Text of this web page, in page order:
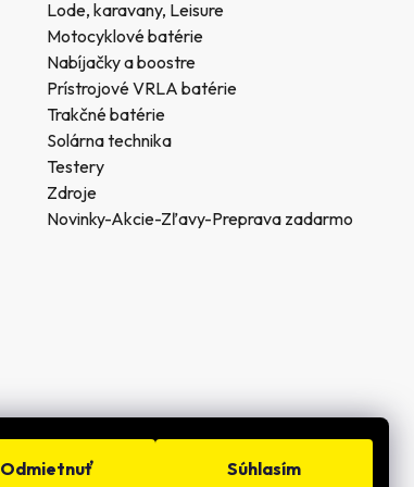
Odmietnuť Súhlasím
Lode, karavany, Leisure
Motocyklové batérie
Nabíjačky a boostre
Prístrojové VRLA batérie
Trakčné batérie
Solárna technika
Testery
Zdroje
Novinky-Akcie-Zľavy-Preprava zadarmo